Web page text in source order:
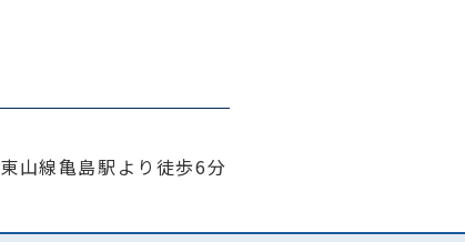
東山線亀島駅より徒歩6分